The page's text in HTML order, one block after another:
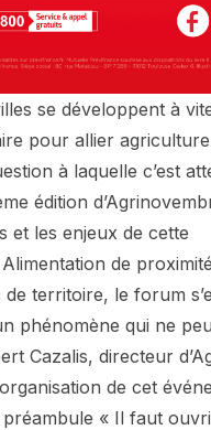
se développent à
pour allier
à laquelle c’est
édition
et les enjeux de cette
de
de territoire, le forum
phénomène qui ne
Cazalis, directeur
de cet
« Il faut